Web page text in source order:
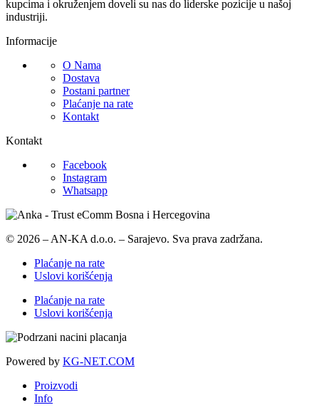
kupcima i okruženjem doveli su nas do liderske pozicije u našoj
industriji.
Informacije
O Nama
Dostava
Postani partner
Plaćanje na rate
Kontakt
Kontakt
Facebook
Instagram
Whatsapp
© 2026 – AN-KA d.o.o. – Sarajevo. Sva prava zadržana.
Plaćanje na rate
Uslovi korišćenja
Plaćanje na rate
Uslovi korišćenja
Powered by KG-NET.COM
Proizvodi
Info